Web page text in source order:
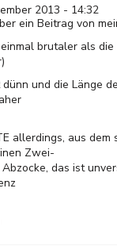
2013 - 14:32
ein Beitrag von
brutaler als die
und die Länge
allerdings, aus
Zwei-
das ist